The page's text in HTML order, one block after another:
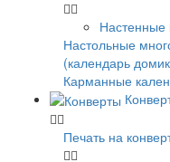
Настенные
Настольные
(календарь
Карманные
Печать на